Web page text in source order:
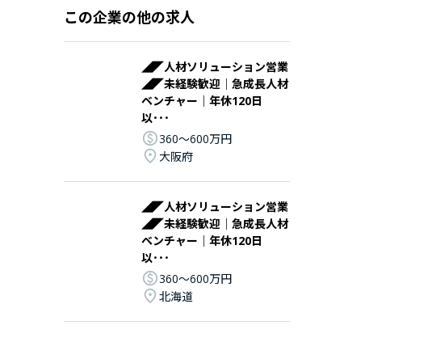
この企業の他の求人
◢◤人材ソリューション営業
◢◤未経験歓迎｜急成長人材
ベンチャー｜年休120日
以･･･
360〜600万円
大阪府
◢◤人材ソリューション営業
◢◤未経験歓迎｜急成長人材
ベンチャー｜年休120日
以･･･
360〜600万円
北海道